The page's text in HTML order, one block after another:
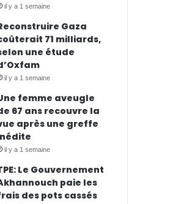
il y a 1 semaine
Gaza
71 milliards,
une étude
il y a 1 semaine
femme aveugle
67 ans recouvre la
après une greffe
il y a 1 semaine
Le Gouvernement
paie les
des pots cassés